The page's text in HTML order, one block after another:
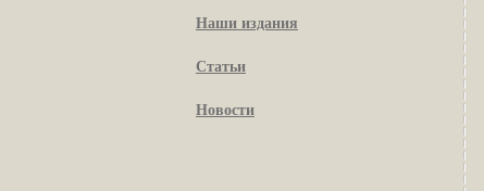
Наши издания
Статьи
Новости